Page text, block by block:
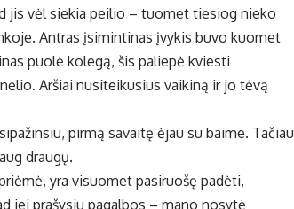
jis vėl siekia peilio – tuomet tiesiog nieko
Antras įsimintinas įvykis buvo kuomet
puolė kolegą, šis paliepė kviesti
Aršiai nusiteikusius vaikiną ir jo tėvą
pirmą savaitę ėjau su baime. Tačiau
draugų.
yra visuomet pasiruošę padėti,
jei prašysiu pagalbos – mano nosytė